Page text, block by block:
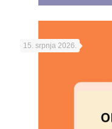
15. srpnja 2026.